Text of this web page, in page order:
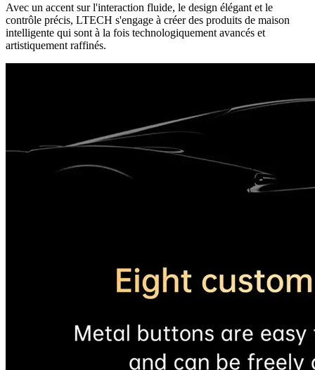
Avec un accent sur l'interaction fluide, le design élégant et le
contrôle précis, LTECH s'engage à créer des produits de maison
intelligente qui sont à la fois technologiquement avancés et
artistiquement raffinés.